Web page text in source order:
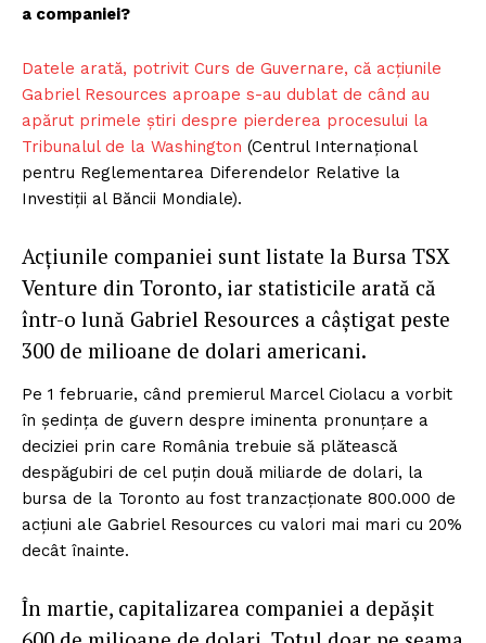
a companiei?
Datele arată, potrivit Curs de Guvernare, că acțiunile
Gabriel Resources aproape s-au dublat de când au
apărut primele știri despre pierderea procesului la
Tribunalul de la Washington (Centrul Internațional
pentru Reglementarea Diferendelor Relative la
Investiții al Băncii Mondiale).
Acțiunile companiei sunt listate la Bursa TSX
Venture din Toronto, iar statisticile arată că
într-o lună Gabriel Resources a câștigat peste
300 de milioane de dolari americani.
Pe 1 februarie, când premierul Marcel Ciolacu a vorbit
în ședința de guvern despre iminenta pronunțare a
deciziei prin care România trebuie să plătească
despăgubiri de cel puțin două miliarde de dolari, la
bursa de la Toronto au fost tranzacționate 800.000 de
acțiuni ale Gabriel Resources cu valori mai mari cu 20%
decât înainte.
În martie, capitalizarea companiei a depășit